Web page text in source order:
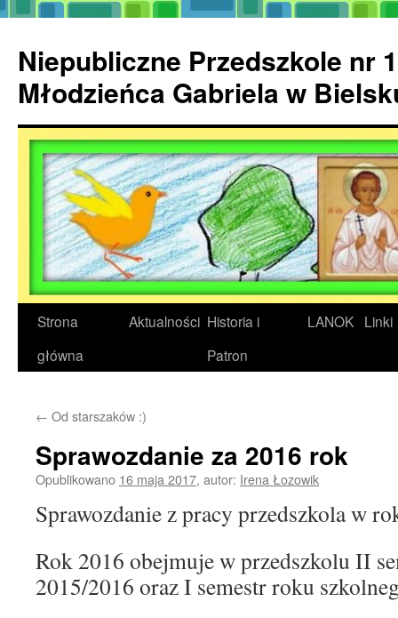
treści
Niepubliczne Przedszkole nr
Młodzieńca Gabriela w
Strona
główna
Aktualności Historia i
Patron
LANOK Linki
← Od starszaków :)
Sprawozdanie za 2016 rok
Opublikowano 16 maja 2017, autor: Irena Łozowik
Sprawozdanie z pracy przedszkola w
Rok 2016 obejmuje w przedszkolu II
2015/2016 oraz I semestr roku